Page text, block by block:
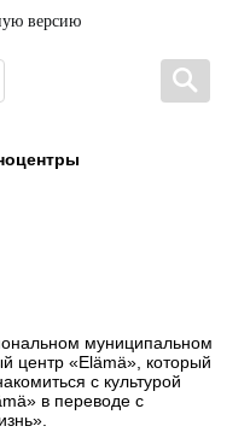
версию
муниципальном
центр «Elämä», который
с культурой
в переводе с